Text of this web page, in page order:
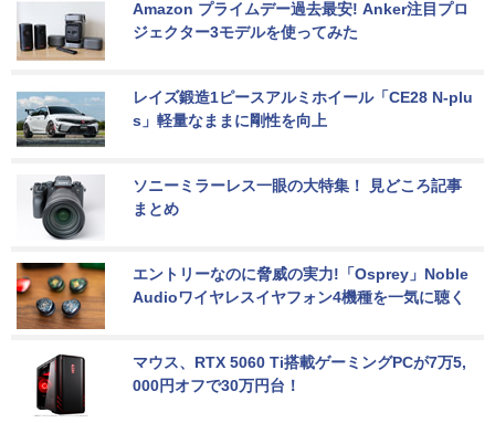
Amazon プライムデー過去最安! Anker注目プロ
ジェクター3モデルを使ってみた
レイズ鍛造1ピースアルミホイール「CE28 N-plu
s」軽量なままに剛性を向上
ソニーミラーレス一眼の大特集！ 見どころ記事
まとめ
エントリーなのに脅威の実力!「Osprey」Noble
Audioワイヤレスイヤフォン4機種を一気に聴く
マウス、RTX 5060 Ti搭載ゲーミングPCが7万5,
000円オフで30万円台！